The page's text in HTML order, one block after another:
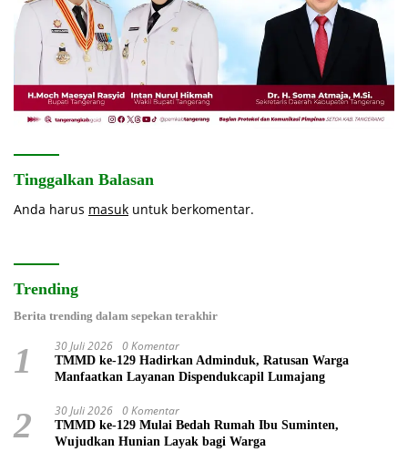
Tinggalkan Balasan
Anda harus masuk untuk berkomentar.
Trending
Berita trending dalam sepekan terakhir
1 30 Juli 2026 0 Komentar
TMMD ke-129 Hadirkan Adminduk, Ratusan Warga
Manfaatkan Layanan Dispendukcapil Lumajang
2 30 Juli 2026 0 Komentar
TMMD ke-129 Mulai Bedah Rumah Ibu Suminten,
Wujudkan Hunian Layak bagi Warga